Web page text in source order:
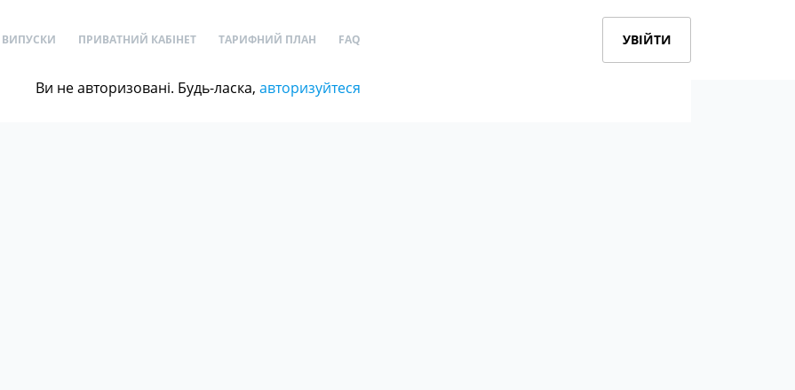
ВИПУСКИ ПРИВАТНИЙ КАБІНЕТ ТАРИФНИЙ ПЛАН FAQ УВІЙТИ
Ви не авторизовані. Будь-ласка, авторизуйтеся